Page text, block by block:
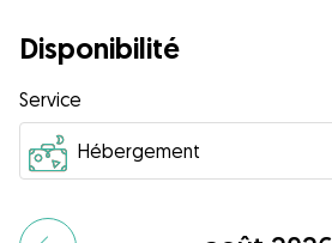
Disponibilité
Service